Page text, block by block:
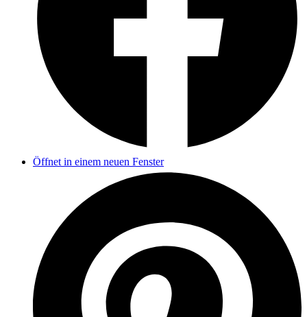
Öffnet in einem neuen Fenster